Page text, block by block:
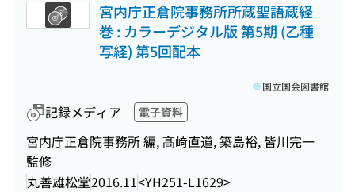
宮内庁正倉院事務所所蔵聖語蔵経
巻 : カラーデジタル版 第5期 (乙種
写経) 第5回配本
記録メディア 電子資料
宮内庁正倉院事務所 編, 髙﨑直道, 築島裕, 皆川完一
監修
丸善雄松堂2016.11<YH251-L1629>
国立国会図書館